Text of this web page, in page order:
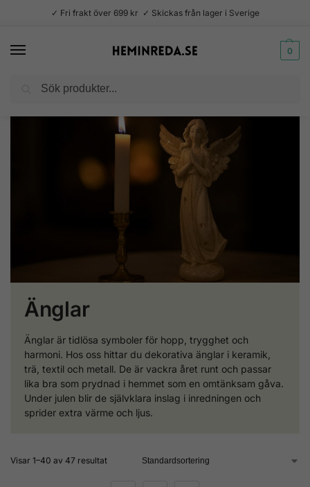
✓ Fri frakt över 699 kr ✓ Skickas från lager i Sverige
0
Säsong / Jul / Änglar
Änglar
Änglar är tidlösa symboler för hopp, trygghet och
harmoni. Hos oss hittar du dekorativa änglar i keramik,
trä, textil och metall. De är vackra året runt och passar
lika bra som prydnad i hemmet som en omtänksam gåva.
Under julen blir de självklara inslag i inredningen och
sprider extra värme och ljus.
Visar 1–40 av 47 resultat